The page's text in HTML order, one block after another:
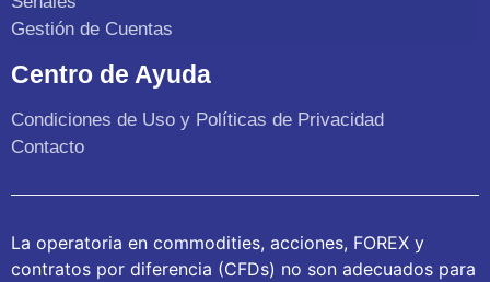
Gestión de Cuentas
Centro de Ayuda
Condiciones de Uso y Políticas de Privacidad
Contacto
La operatoria en commodities, acciones, FOREX y
contratos por diferencia (CFDs) no son adecuados para